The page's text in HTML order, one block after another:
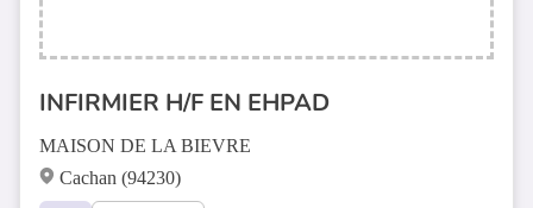
INFIRMIER H/F EN EHPAD
MAISON DE LA BIEVRE
Cachan (94230)